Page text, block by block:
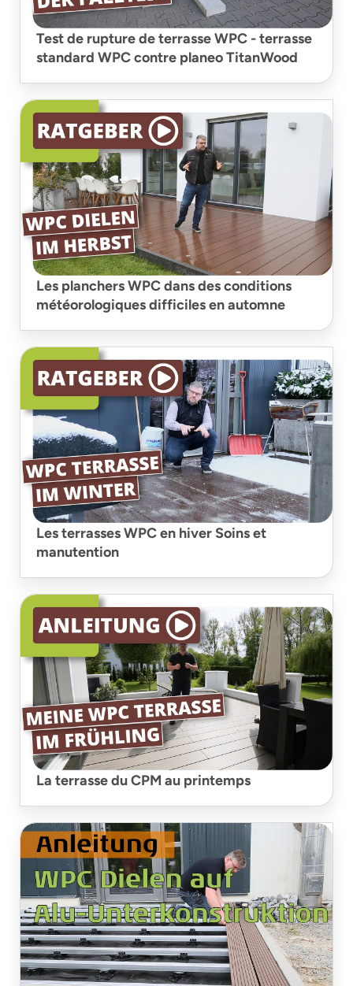
Test de rupture de terrasse WPC - terrasse
standard WPC contre planeo TitanWood
Les planchers WPC dans des conditions
météorologiques difficiles en automne
Les terrasses WPC en hiver Soins et
manutention
La terrasse du CPM au printemps